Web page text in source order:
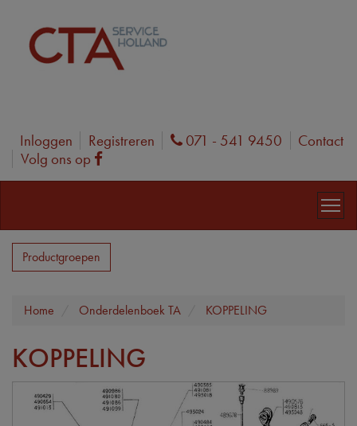
Inloggen Registreren Phone
071 - 541 9450
Contact
Volg ons op
Facebook
Productgroepen
Home Onderdelenboek TA KOPPELING
KOPPELING